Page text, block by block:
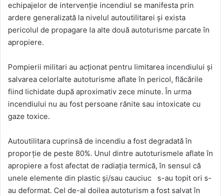
echipajelor de intervenție incendiul se manifesta prin
ardere generalizată la nivelul autoutilitarei și exista
pericolul de propagare la alte două autoturisme parcate în
apropiere.
Pompierii militari au acționat pentru limitarea incendiului și
salvarea celorlalte autoturisme aflate în pericol, flăcările
fiind lichidate după aproximativ zece minute. În urma
incendiului nu au fost persoane rănite sau intoxicate cu
gaze toxice.
Autoutilitara cuprinsă de incendiu a fost degradată în
proporție de peste 80%. Unul dintre autoturismele aflate în
apropiere a fost afectat de radiația termică, în sensul că
unele elemente din plastic și/sau cauciuc s-au topit ori s-
au deformat. Cel de-al doilea autoturism a fost salvat în